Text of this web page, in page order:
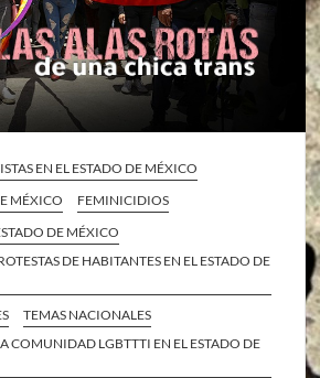
EN EL ESTADO DE MÉXICO
MÉXICO
FEMINICIDIOS
DE MÉXICO
DE HABITANTES EN EL ESTADO DE
TEMAS NACIONALES
COMUNIDAD LGBTTTI EN EL ESTADO DE